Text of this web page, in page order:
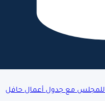
للمجلس مع جدول أعمال حافل